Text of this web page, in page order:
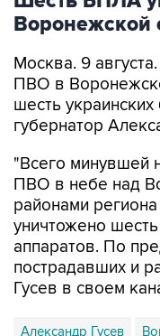
Москва. 9
шесть
губернатор
"Всего минувшей
районами
уничтожено шесть
аппаратов. По
пострадавших и
Гусев в своем
Александр Гусев